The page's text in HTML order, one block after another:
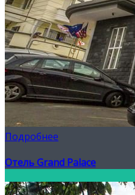
Подробнее
Отель Grand Palace